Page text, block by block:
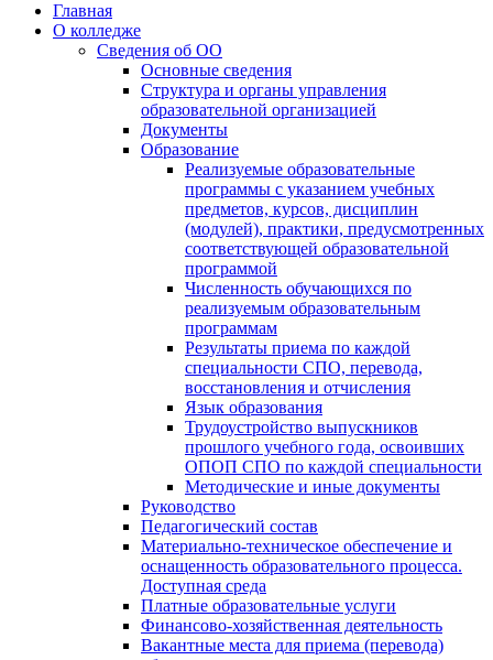
Главная
О колледже
Сведения об ОО
Основные сведения
Структура и органы управления
образовательной организацией
Документы
Образование
Реализуемые образовательные
программы с указанием учебных
предметов, курсов, дисциплин
(модулей), практики, предусмотренных
соответствующей образовательной
программой
Численность обучающихся по
реализуемым образовательным
программам
Результаты приема по каждой
специальности СПО, перевода,
восстановления и отчисления
Язык образования
Трудоустройство выпускников
прошлого учебного года, освоивших
ОПОП СПО по каждой специальности
Методические и иные документы
Руководство
Педагогический состав
Материально-техническое обеспечение и
оснащенность образовательного процесса.
Доступная среда
Платные образовательные услуги
Финансово-хозяйственная деятельность
Вакантные места для приема (перевода)